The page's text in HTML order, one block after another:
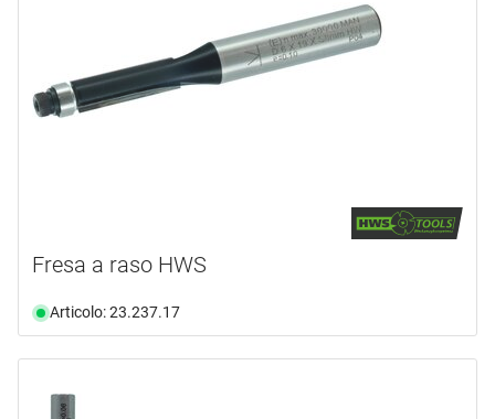
Fresa a raso HWS
Articolo: 23.237.17